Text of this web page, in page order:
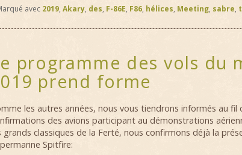
avec 2019, Akary, des, F-86E, F86, hélices, Meeting, sabre,
programme des vols du
prend forme
les autres années, nous vous tiendrons informés au fil
des avions participant au démonstrations
grands classiques de la Ferté, nous confirmons déjà la
Spitfire: